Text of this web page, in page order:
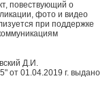
повествующий о
фото и видео
при поддержке
Д.И.
от 01.04.2019 г. выдано